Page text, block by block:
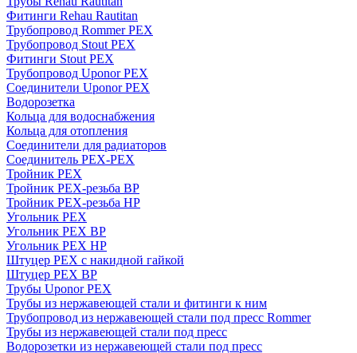
Фитинги Rehau Rautitan
Трубопровод Rommer PEX
Трубопровод Stout PEX
Фитинги Stout PEX
Трубопровод Uponor PEX
Соединители Uponor PEX
Водорозетка
Кольца для водоснабжения
Кольца для отопления
Соединители для радиаторов
Соединитель PEX-PEX
Тройник PEX
Тройник PEX-резьба ВР
Тройник PEX-резьба НР
Угольник PEX
Угольник PEX ВР
Угольник PEX НР
Штуцер PEX c накидной гайкой
Штуцер PEX ВР
Трубы Uponor PEX
Трубы из нержавеющей стали и фитинги к ним
Трубопровод из нержавеющей стали под пресс Rommer
Трубы из нержавеющей стали под пресс
Водорозетки из нержавеющей стали под пресс